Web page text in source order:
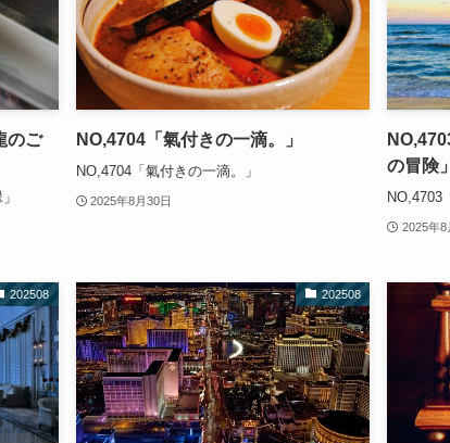
のご
NO,4704「氣付きの一滴。」
NO,4704「氣付きの一滴。」
2025年8月30日
の冒険」
NO,4703
2025年8
202508 202508